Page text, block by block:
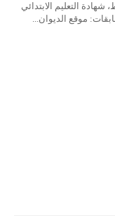
التعليم الابتدائي
موقع الديوان...